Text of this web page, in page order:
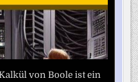
von Boole ist ein